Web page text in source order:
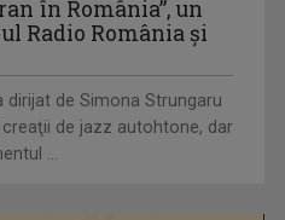
din opera lui Mihail
în România”, un
Radio România şi
dirijat de Simona Strungaru
de jazz autohtone, dar
...